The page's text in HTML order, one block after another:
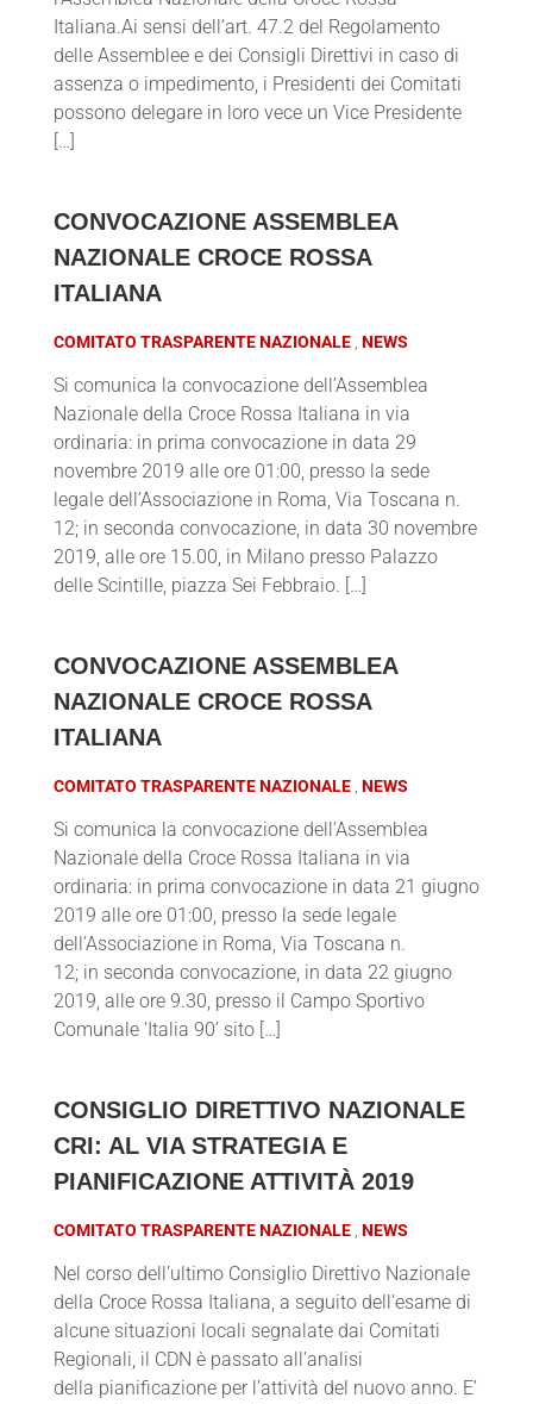
Italiana.Ai sensi dell’art. 47.2 del Regolamento
delle Assemblee e dei Consigli Direttivi in caso di
assenza o impedimento, i Presidenti dei Comitati
possono delegare in loro vece un Vice Presidente
[…]
CONVOCAZIONE ASSEMBLEA
NAZIONALE CROCE ROSSA
ITALIANA
COMITATO TRASPARENTE NAZIONALE NEWS
Si comunica la convocazione dell’Assemblea
Nazionale della Croce Rossa Italiana in via
ordinaria: in prima convocazione in data 29
novembre 2019 alle ore 01:00, presso la sede
legale dell’Associazione in Roma, Via Toscana n.
12; in seconda convocazione, in data 30 novembre
2019, alle ore 15.00, in Milano presso Palazzo
delle Scintille, piazza Sei Febbraio. […]
CONVOCAZIONE ASSEMBLEA
NAZIONALE CROCE ROSSA
ITALIANA
COMITATO TRASPARENTE NAZIONALE NEWS
Si comunica la convocazione dell’Assemblea
Nazionale della Croce Rossa Italiana in via
ordinaria: in prima convocazione in data 21 giugno
2019 alle ore 01:00, presso la sede legale
dell’Associazione in Roma, Via Toscana n.
12; in seconda convocazione, in data 22 giugno
2019, alle ore 9.30, presso il Campo Sportivo
Comunale ‘Italia 90’ sito […]
CONSIGLIO DIRETTIVO NAZIONALE
CRI: AL VIA STRATEGIA E
PIANIFICAZIONE ATTIVITÀ 2019
COMITATO TRASPARENTE NAZIONALE NEWS
Nel corso dell’ultimo Consiglio Direttivo Nazionale
della Croce Rossa Italiana, a seguito dell’esame di
alcune situazioni locali segnalate dai Comitati
Regionali, il CDN è passato all’analisi
della pianificazione per l’attività del nuovo anno. E’